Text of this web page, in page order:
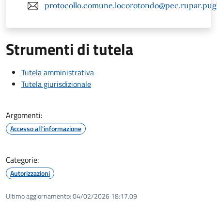
Strumenti di tutela
Tutela amministrativa
Tutela giurisdizionale
Argomenti:
Accesso all'informazione
Categorie:
Autorizzazioni
Ultimo aggiornamento:04/02/2026 18:17.09